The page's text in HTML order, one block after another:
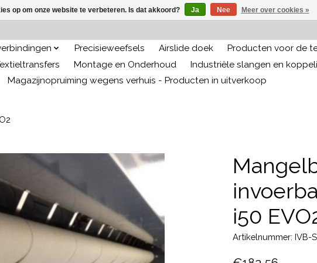
Precisieweefsels Airslide doek
Producten voor de
Montage en Onderhoud
Industriële slangen en
Magazijnopruiming wegens verhuis - Producten in uitverkoop
i50
Artikelnummer: IVB-
op om onze website te verbeteren. Is dat akkoord? Ja Nee Meer over cookies »